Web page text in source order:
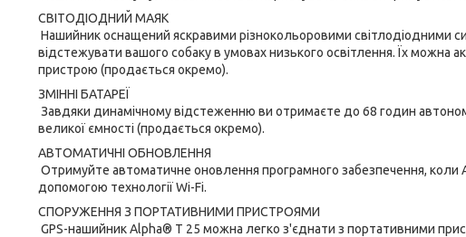
СВІТОДІОДНИЙ МАЯК
Нашийник оснащений яскравими різнокольоровими світлодіодними
відстежувати вашого собаку в умовах низького освітлення. Їх можна
пристрою (продається окремо).
ЗМІННІ БАТАРЕЇ
Завдяки динамічному відстеженню ви отримаєте до 68 годин
великої ємності (продається окремо).
АВТОМАТИЧНІ ОБНОВЛЕННЯ
Отримуйте автоматичне оновлення програмного забезпечення,
допомогою технології Wi-Fi.
СПОРУЖЕННЯ З ПОРТАТИВНИМИ ПРИСТРОЯМИ
GPS-нашийник Alpha® T 25 можна легко з'єднати з портативними